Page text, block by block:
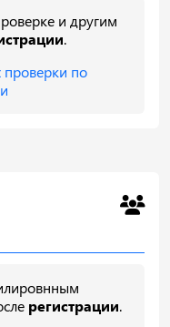
и другим
.
проверки по
регистрации.